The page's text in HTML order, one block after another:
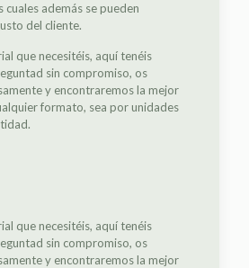
cuales además se pueden
del cliente.
que necesitéis, aquí tenéis
sin compromiso, os
y encontraremos la mejor
formato, sea por unidades
que necesitéis, aquí tenéis
sin compromiso, os
y encontraremos la mejor